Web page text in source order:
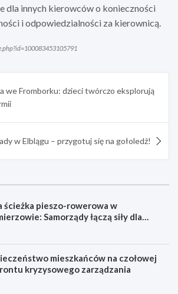
dla innych kierowców o konieczności
i odpowiedzialności za kierownicą.
we Fromborku: dzieci twórczo eksplorują
w Elblągu – przygotuj się na gołoledź!
ścieżka pieszo-rowerowa w
Samorządy łączą siły dla
mieszkańców na czołowej
kryzysowego zarządzania